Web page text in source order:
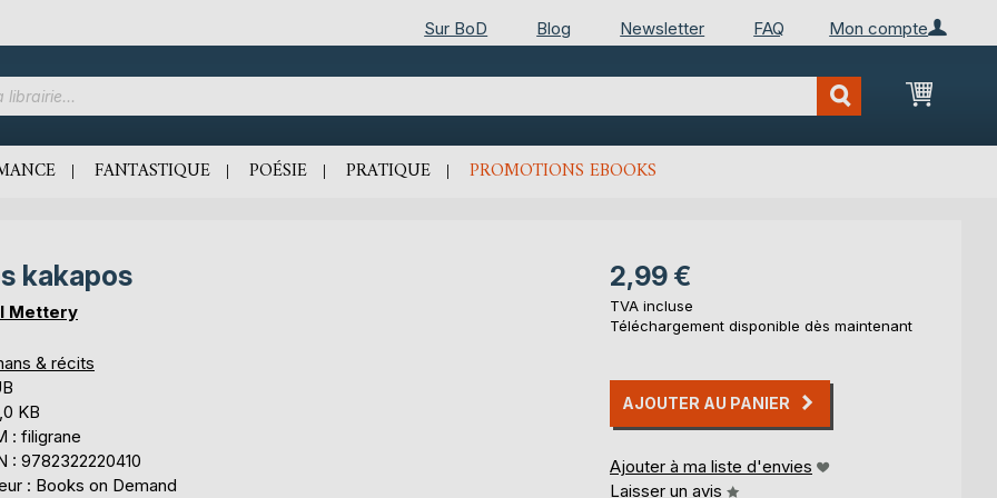
Mon compte
Sur BoD Blog Newsletter FAQ
Mon
FANTASTIQUE POÉSIE PRATIQUE PROMOTIONS EBOOKS
kakapos
Mettery
& récits
KB
: filigrane
: 9782322220410
: Books on Demand
2,99 €
TVA incluse
Téléchargement disponible dès maintenant
AJOUTER AU PANIER
Ajouter à ma liste d'envies
Laisser un avis